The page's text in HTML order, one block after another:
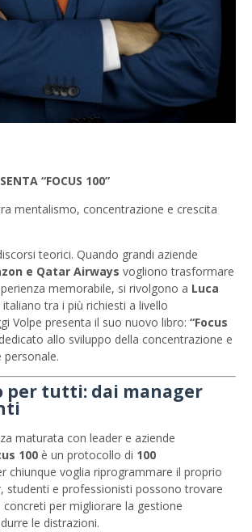
“FOCUS 100”
mentalismo, concentrazione e crescita
teorici. Quando grandi aziende
e Qatar Airways vogliono trasformare
memorabile, si rivolgono a Luca
tra i più richiesti a livello
Volpe presenta il suo nuovo libro: “Focus
allo sviluppo della concentrazione e
personale.
per tutti: dai manager
maturata con leader e aziende
100 è un protocollo di 100
chiunque voglia riprogrammare il proprio
studenti e professionisti possono trovare
per migliorare la gestione
le distrazioni.